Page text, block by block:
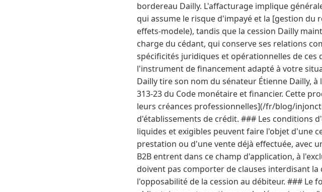
bordereau Dailly. L'affacturage implique
qui assume le risque d'impayé et la [gestion
effets-modele), tandis que la cession Dailly
charge du cédant, qui conserve ses relations
spécificités juridiques et opérationnelles de
l'instrument de financement adapté à votre
Dailly tire son nom du sénateur Étienne Dailly,
313-23 du Code monétaire et financier. Cette
leurs créances professionnelles](/fr/blog/
d'établissements de crédit. ### Les conditions
liquides et exigibles peuvent faire l'objet d'une
prestation ou d'une vente déjà effectuée, avec
B2B entrent dans ce champ d'application, à
doivent pas comporter de clauses interdisant
l'opposabilité de la cession au débiteur. ### Le